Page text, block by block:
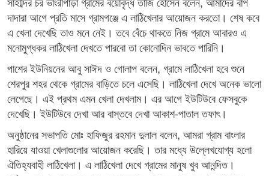
দাদারা আগে প্রতি মাসে গ্রামগঞ্জে এ লাঠিখেলার আয়োজন করতো। শেষ কবে
এ খেলা দেখেছি তাও মনে নেই। তবে বেঁচে থাকতে নিজ গ্রামে আবারও এ
মনোমুগ্ধকর লাঠিখেলা দেখতে পারবো তা কোনোদিন ভাবতে পারিনি।
পাশের ইউনিয়নের আবু সাঈদ ও গোলাপ বলেন, গ্রামে লাঠিখেলা হবে শুনে
শেরপুর শহর থেকে গ্রামের বাড়িতে চলে এসেছি। লাঠিখেলা দেখে অনেক ভালো
লেগেছে। এই প্রথম এমন খেলা দেখলাম। এর আগে ইউটিউবে ফেসবুকে
দেখেছি। ইউটিউবে দেখা আর বাস্তবে দেখা আকাশ-পাতাল তফাৎ।
অনুষ্ঠানের সভাপতি মোঃ হাফিজুর রহমান দুলাল বলেন, আমরা গ্রাম বাংলার
হারিয়ে যাওয়া খেলাগুলোর আয়োজন করেছি। তার মধ্যে উল্লেখযোগ্য হলো
ঐতিহ্যবাহী লাঠিখেলা। এ লাঠিখেলা দেখে গ্রামের মানুষ খুব আনন্দিত।